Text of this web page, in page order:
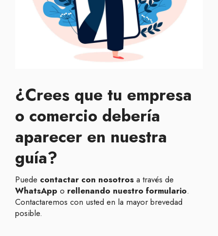
¿Crees que tu empresa
o comercio debería
aparecer en nuestra
guía?
Puede contactar con nosotros a través de
WhatsApp o rellenando nuestro formulario.
Contactaremos con usted en la mayor brevedad
posible.